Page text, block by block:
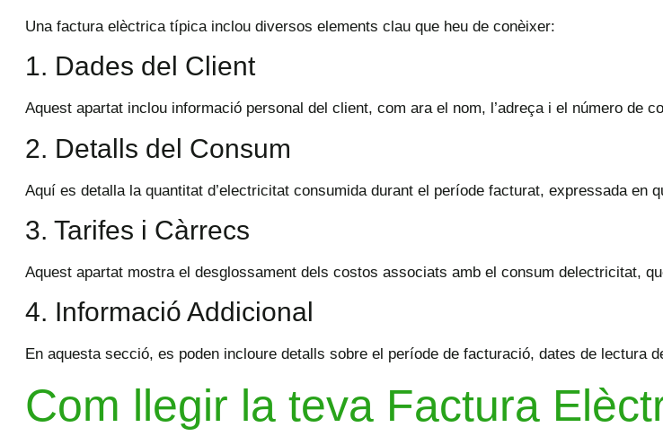
Una factura elèctrica típica inclou diversos elements clau que heu de conèixer:
1. Dades del Client
Aquest apartat inclou informació personal del client, com ara el nom, l’adreça i el número de
2. Detalls del Consum
Aquí es detalla la quantitat d’electricitat consumida durant el període facturat, expressada en
3. Tarifes i Càrrecs
Aquest apartat mostra el desglossament dels costos associats amb el consum delectricitat,
4. Informació Addicional
En aquesta secció, es poden incloure detalls sobre el període de facturació, dates de lectura
Com llegir la teva Factura